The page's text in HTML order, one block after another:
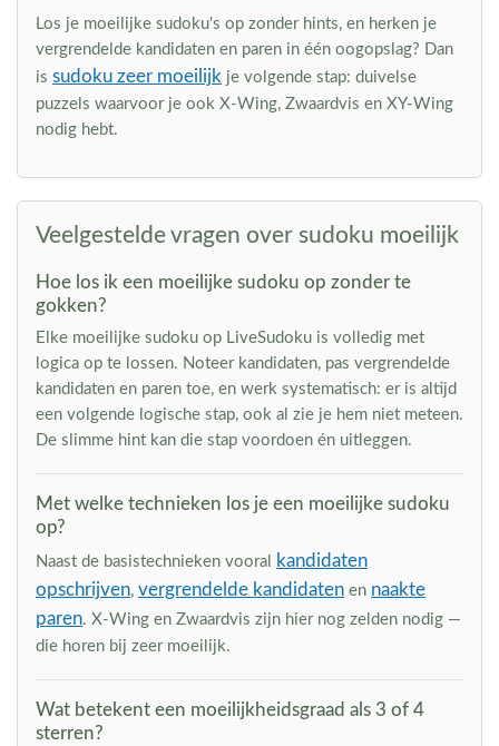
Los je moeilijke sudoku's op zonder hints, en herken je
vergrendelde kandidaten en paren in één oogopslag? Dan
is sudoku zeer moeilijk je volgende stap: duivelse
puzzels waarvoor je ook X-Wing, Zwaardvis en XY-Wing
nodig hebt.
Veelgestelde vragen over sudoku moeilijk
Hoe los ik een moeilijke sudoku op zonder te
gokken?
Elke moeilijke sudoku op LiveSudoku is volledig met
logica op te lossen. Noteer kandidaten, pas vergrendelde
kandidaten en paren toe, en werk systematisch: er is altijd
een volgende logische stap, ook al zie je hem niet meteen.
De slimme hint kan die stap voordoen én uitleggen.
Met welke technieken los je een moeilijke sudoku
op?
Naast de basistechnieken vooral
kandidaten
opschrijven, vergrendelde kandidaten en naakte
paren. X-Wing en Zwaardvis zijn hier nog zelden nodig —
die horen bij zeer moeilijk.
Wat betekent een moeilijkheidsgraad als 3 of 4
sterren?